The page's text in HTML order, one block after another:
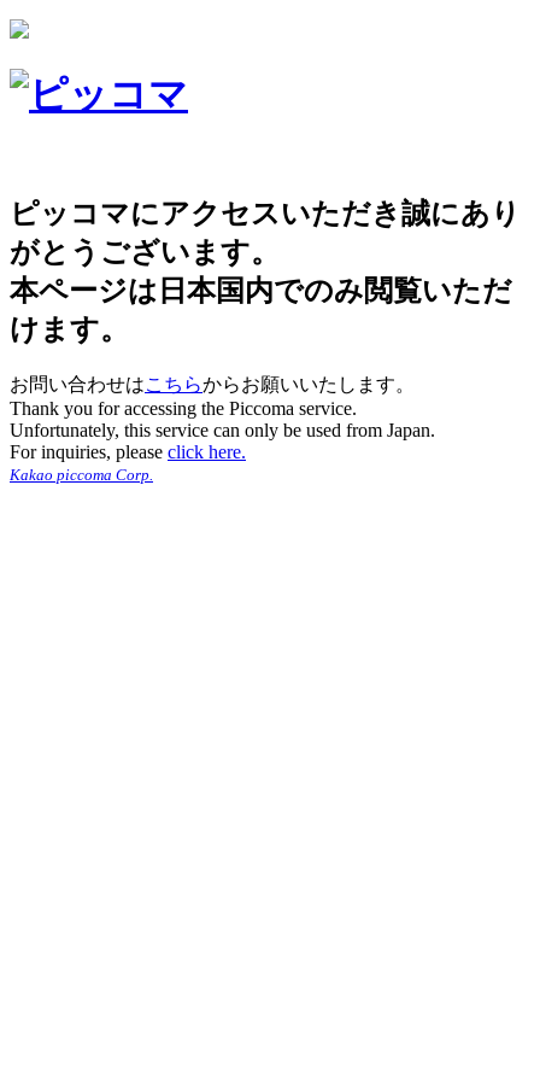
ピッコマにアクセスいただき誠にあり
がとうございます。
本ページは日本国内でのみ閲覧いただ
けます。
お問い合わせはこちらからお願いいたします。
Thank you for accessing the Piccoma service.
Unfortunately, this service can only be used from Japan.
For inquiries, please click here.
Kakao piccoma Corp.